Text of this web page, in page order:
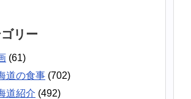
リー
(61)
道の食事 (702)
道紹介 (492)